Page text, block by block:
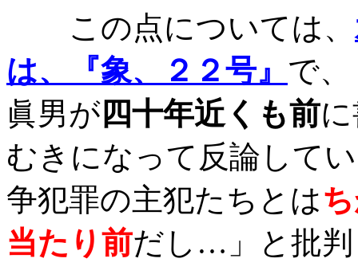
この点については、
は、『象、２２号』 で
眞男が 四十年近くも前
むきになって反論して
争犯罪の主犯たちとは
当たり前だし…」と批